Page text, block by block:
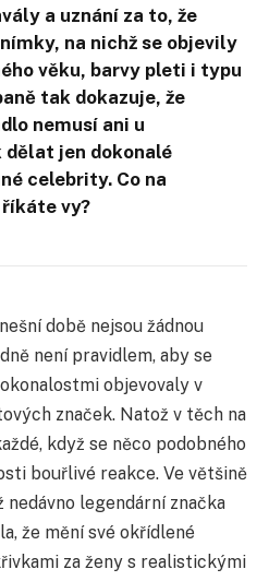
a uznání za to, že
na nichž se objevily
věku, barvy pleti i typu
tak dokazuje, že
nemusí ani u
dělat jen dokonalé
celebrity. Co na
vy?
době nejsou žádnou
není pravidlem, aby se
objevovaly v
značek. Natož v těch na
když se něco podobného
bouřlivé reakce. Ve většině
nedávno legendární značka
že mění své okřídlené
za ženy s realistickými